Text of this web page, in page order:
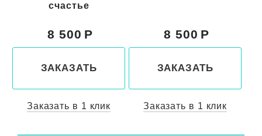
счастье
8 500
ЗАКАЗАТЬ
Заказать в 1 клик
8 500
ЗАКАЗАТЬ
Заказать в 1 клик